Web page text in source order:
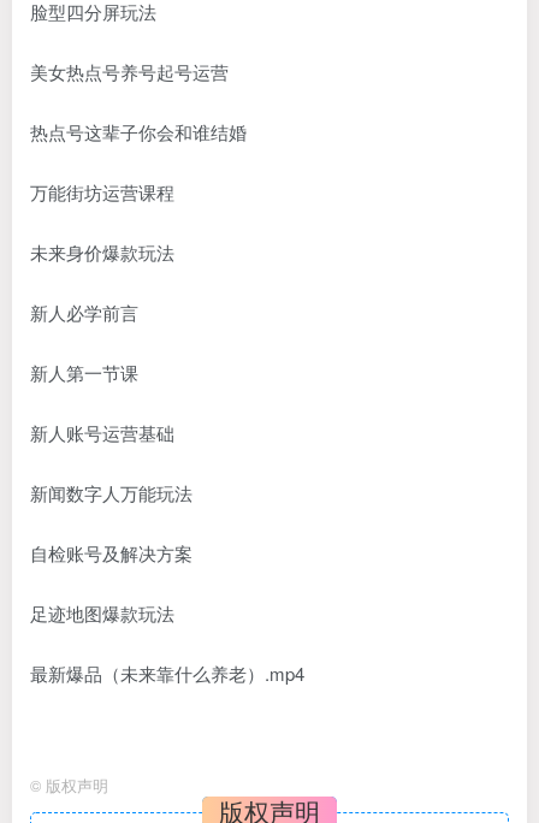
脸型四分屏玩法
美女热点号养号起号运营
热点号这辈子你会和谁结婚
万能街坊运营课程
未来身价爆款玩法
新人必学前言
新人第一节课
新人账号运营基础
新闻数字人万能玩法
自检账号及解决方案
足迹地图爆款玩法
最新爆品（未来靠什么养老）.mp4
© 版权声明
版权声明